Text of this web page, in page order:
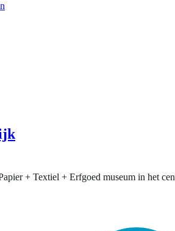
+ Textiel + Erfgoed museum in het